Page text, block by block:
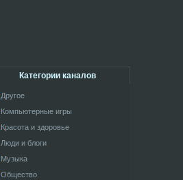
Категории каналов
Другое
Компьютерные игры
Красота и здоровье
Люди и блоги
Музыка
Общество